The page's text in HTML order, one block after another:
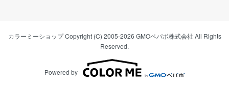
カラーミーショップCopyright (C) 2005-2026 GMOペパボ株式会社 All Rights
Reserved.
Powered by